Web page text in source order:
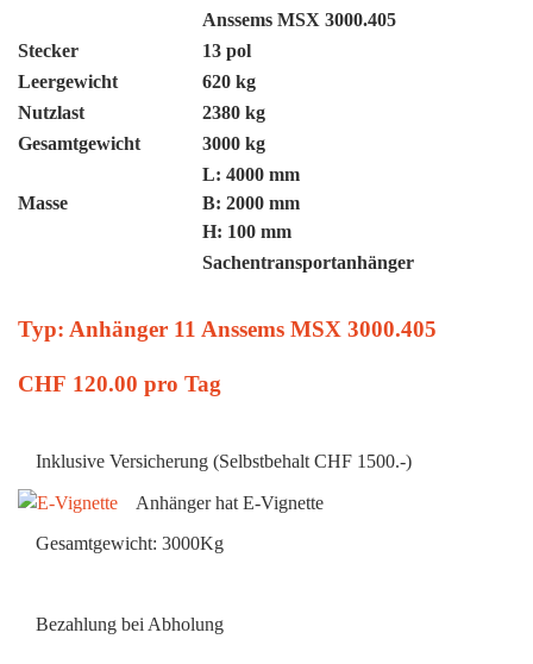
Anssems MSX 3000.405
Stecker
13 pol
Leergewicht
620 kg
Nutzlast
2380 kg
Gesamtgewicht
3000 kg
Masse
L: 4000 mm
B: 2000 mm
H: 100 mm
Sachentransportanhänger
Typ: Anhänger 11 Anssems MSX 3000.405
CHF 120.00 pro Tag
Inklusive Versicherung (Selbstbehalt CHF 1500.-)
Anhänger hat E-Vignette
Gesamtgewicht: 3000Kg
Bezahlung bei Abholung